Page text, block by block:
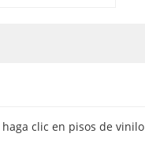
haga clic en pisos de vinilo